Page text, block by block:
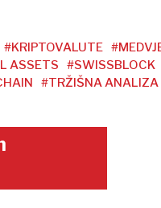
#KRIPTOVALUTE
ASSETS
#SWISSBLOCK
#TRŽIŠNA ANALIZA